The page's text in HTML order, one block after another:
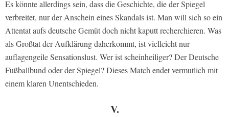
Es könnte allerdings sein, dass die Geschichte, die der Spiegel
verbreitet, nur der Anschein eines Skandals ist. Man will sich so ein
Attentat aufs deutsche Gemüt doch nicht kaputt recherchieren. Was
als Großtat der Aufklärung daherkommt, ist vielleicht nur
auflagengeile Sensationslust. Wer ist scheinheiliger? Der Deutsche
Fußballbund oder der Spiegel? Dieses Match endet vermutlich mit
einem klaren Unentschieden.
V.